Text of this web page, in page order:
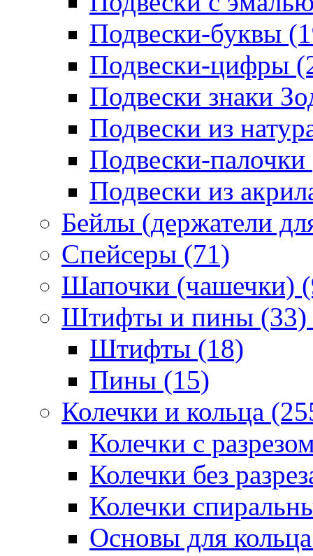
Подвески-буквы
Подвески-цифры
Подвески знаки
Подвески из
Подвески-
Подвески из
Бейлы (держатели
Спейсеры (71)
Шапочки (чашечки)
Штифты и пины (33)
Штифты (18)
Пины (15)
Колечки и кольца
Колечки с
Колечки без
Колечки
Основы для